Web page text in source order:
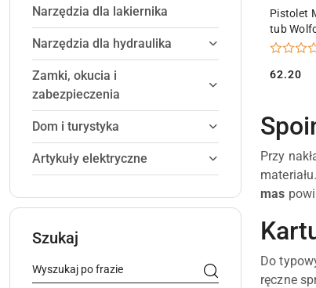
Narzędzia dla lakiernika
Narzędzia dla hydraulika
Zamki, okucia i
zabezpieczenia
Dom i turystyka
Artykuły elektryczne
Szukaj
Pistolet
tub
Cena:
62.20
Przy
mas
Do
ręczne